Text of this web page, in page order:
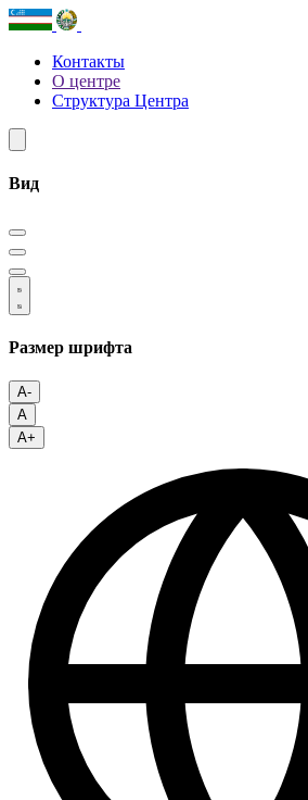
Контакты
О центре
Структура Центра
Вид
Размер шрифта
A-
A
A+